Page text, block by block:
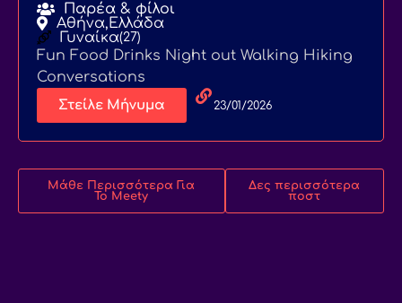
Παρέα & φίλοι
Αθήνα,Ελλάδα
Γυναίκα(27)
Fun Food Drinks Night out Walking Hiking
Conversations
Στείλε Μήνυμα 23/01/2026
Μάθε Περισσότερα Για
Το Meety
Δες περισσότερα
ποστ